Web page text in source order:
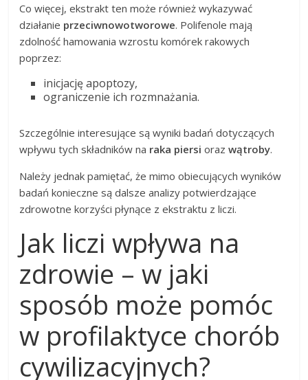
Co więcej, ekstrakt ten może również wykazywać
działanie przeciwnowotworowe. Polifenole mają
zdolność hamowania wzrostu komórek rakowych
poprzez:
inicjację apoptozy,
ograniczenie ich rozmnażania.
Szczególnie interesujące są wyniki badań dotyczących
wpływu tych składników na raka piersi orazwątroby.
Należy jednak pamiętać, że mimo obiecujących wyników
badań konieczne są dalsze analizy potwierdzające
zdrowotne korzyści płynące z ekstraktu z liczi.
Jak liczi wpływa na
zdrowie – w jaki
sposób może pomóc
w profilaktyce chorób
cywilizacyjnych?